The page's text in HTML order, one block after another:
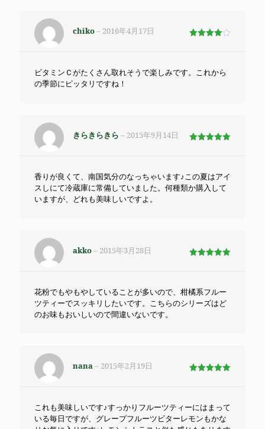
chiko– 2016年4月17日
ビタミンＣがたくさん取れそうで楽しみです。これから
の季節にピッタリですね！
きらきらきら – 2015年9月14日
香りが良くて、南国気分のなっちゃいます♪この夏はアイ
スしにて冷蔵庫に常備していました。何種類か購入して
いますが、どれも美味しいですよ。
akko– 2015年3月28日
花粉でもやもやしていることが多いので、柑橘系フルー
ツティーでスッキリしたいです。こちらのシリーズはど
のお味もおいしいので間違いないです。
nana– 2015年2月19日
これも美味しいです♪すっかりフルーツティーにはまって
いる毎日ですが、グレープフルーツビターレモンもかな